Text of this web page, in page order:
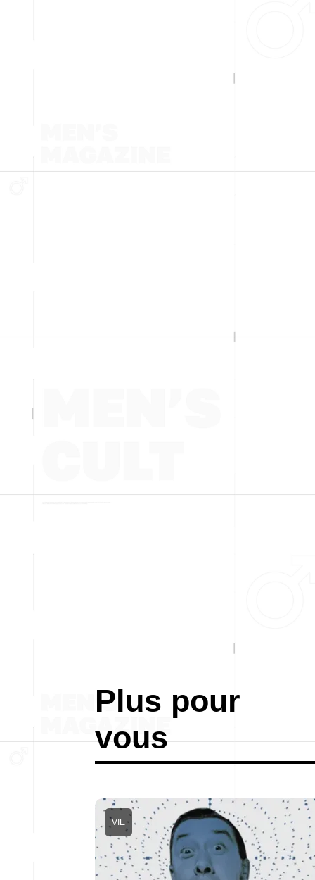
Plus pour
vous
VIE